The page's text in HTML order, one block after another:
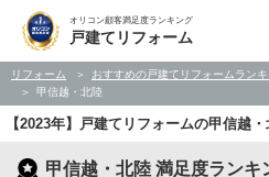
オリコン顧客満足度ランキング
戸建てリフォーム
リフォーム おすすめの戸建てリフォームラン
甲信越・北陸
【2023年】戸建てリフォームの甲信越
甲信越・北陸 満足度ランキ